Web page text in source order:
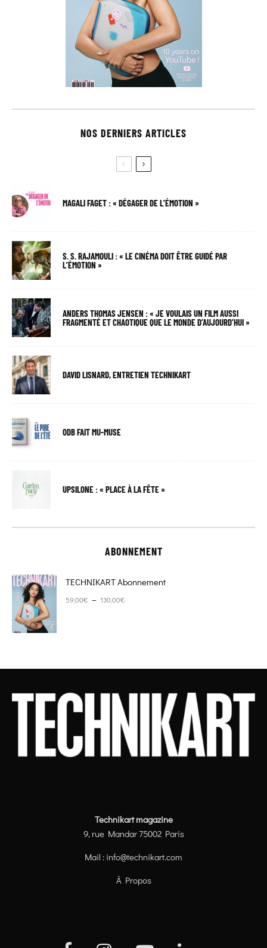
NOS DERNIERS ARTICLES
MAGALI FAGET : « DÉGAGER DE L’ÉMOTION »
S. S. RAJAMOULI : « LE CINÉMA DOIT ÊTRE GUIDÉ PAR
L’ÉMOTION »
ANDERS THOMAS JENSEN : « JE VOULAIS UN FILM AUSSI
FRAGMENTÉ ET CHAOTIQUE QUE LE MONDE D’AUJOURD’HUI »
DAVID LISNARD, ENTRETIEN TECHNIKART
ODB FAIT MU-MUSE
UPSILONE : « PLACE À LA FÊTE »
ABONNEMENT
TECHNIKART Abonnement
59,00€ – 130,00€
Technikart magazine
9, rue Mandar 75002 Paris
Mail : info@technikart.com
À Propos